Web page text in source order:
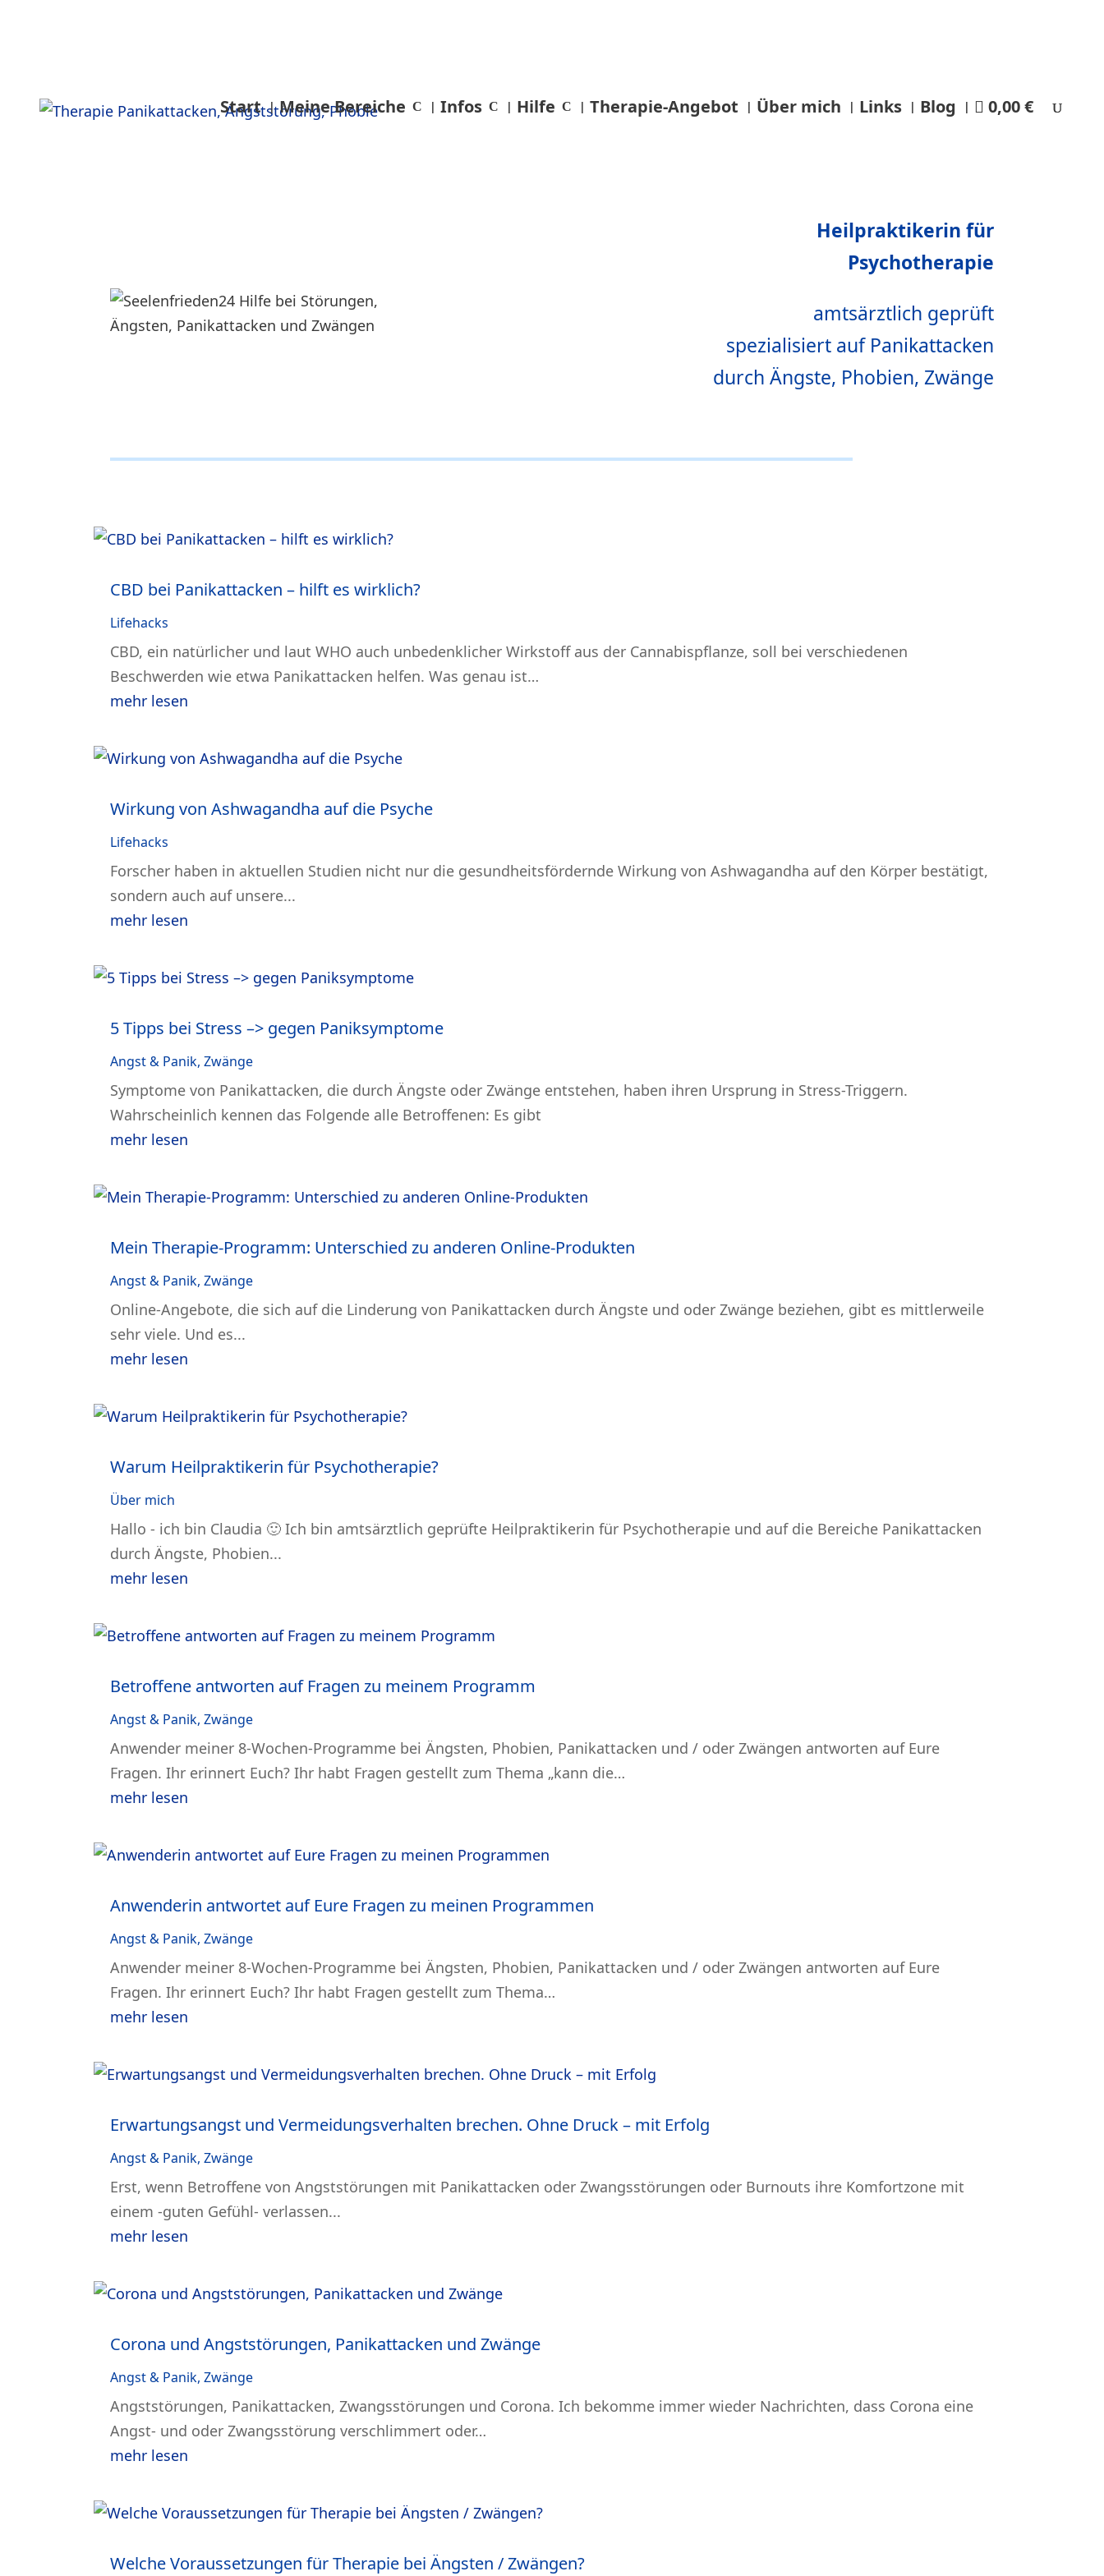
Start Meine Bereiche Infos Hilfe Therapie-Angebot Über mich Links Blog 0,00 €
Heilpraktikerin für
Psychotherapie
amtsärztlich geprüft
spezialisiert auf Panikattacken
durch Ängste, Phobien, Zwänge
CBD bei Panikattacken – hilft es wirklich?
Lifehacks
CBD, ein natürlicher und laut WHO auch unbedenklicher Wirkstoff aus der Cannabispflanze, soll bei verschiedenen
Beschwerden wie etwa Panikattacken helfen. Was genau ist…
mehr lesen
Wirkung von Ashwagandha auf die Psyche
Lifehacks
Forscher haben in aktuellen Studien nicht nur die gesundheitsfördernde Wirkung von Ashwagandha auf den Körper bestätigt,
sondern auch auf unsere...
mehr lesen
5 Tipps bei Stress –> gegen Paniksymptome
Angst & Panik,Zwänge
Symptome von Panikattacken, die durch Ängste oder Zwänge entstehen, haben ihren Ursprung in Stress-Triggern.
Wahrscheinlich kennen das Folgende alle Betroffenen: Es gibt
mehr lesen
Mein Therapie-Programm: Unterschied zu anderen Online-Produkten
Angst & Panik,Zwänge
Online-Angebote, die sich auf die Linderung von Panikattacken durch Ängste und oder Zwänge beziehen, gibt es mittlerweile
sehr viele. Und es...
mehr lesen
Warum Heilpraktikerin für Psychotherapie?
Über mich
Hallo - ich bin Claudia 🙂 Ich bin amtsärztlich geprüfte Heilpraktikerin für Psychotherapie und auf die Bereiche Panikattacken
durch Ängste, Phobien...
mehr lesen
Betroffene antworten auf Fragen zu meinem Programm
Angst & Panik,Zwänge
Anwender meiner 8-Wochen-Programme bei Ängsten, Phobien, Panikattacken und / oder Zwängen antworten auf Eure
Fragen. Ihr erinnert Euch? Ihr habt Fragen gestellt zum Thema „kann die…
mehr lesen
Anwenderin antwortet auf Eure Fragen zu meinen Programmen
Angst & Panik,Zwänge
Anwender meiner 8-Wochen-Programme bei Ängsten, Phobien, Panikattacken und / oder Zwängen antworten auf Eure
Fragen. Ihr erinnert Euch? Ihr habt Fragen gestellt zum Thema…
mehr lesen
Erwartungsangst und Vermeidungsverhalten brechen. Ohne Druck – mit Erfolg
Angst & Panik,Zwänge
Erst, wenn Betroffene von Angststörungen mit Panikattacken oder Zwangsstörungen oder Burnouts ihre Komfortzone mit
einem -guten Gefühl- verlassen...
mehr lesen
Corona und Angststörungen, Panikattacken und Zwänge
Angst & Panik,Zwänge
Angststörungen, Panikattacken, Zwangsstörungen und Corona. Ich bekomme immer wieder Nachrichten, dass Corona eine
Angst- und oder Zwangsstörung verschlimmert oder…
mehr lesen
Welche Voraussetzungen für Therapie bei Ängsten / Zwängen?